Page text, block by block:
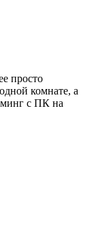
просто
комнате, а
с ПК на